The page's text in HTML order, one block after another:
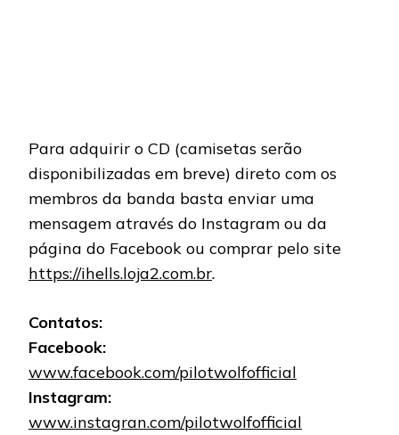
Para adquirir o CD (camisetas serão
disponibilizadas em breve) direto com os
membros da banda basta enviar uma
mensagem através do Instagram ou da
página do Facebook ou comprar pelo site
https://ihells.loja2.com.br.
Contatos:
Facebook:
www.facebook.com/pilotwolfofficial
Instagram:
www.instagran.com/pilotwolfofficial